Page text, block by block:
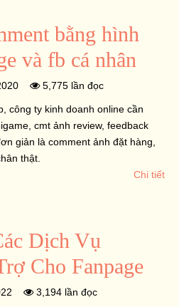
bằng hình
và fb cá nhân
5,775 lần đọc
công ty kinh doanh online cần
cmt ảnh review, feedback
giản là comment ảnh đặt hàng,
thật.
Chi tiết
Dịch Vụ
Cho Fanpage
3,194 lần đọc